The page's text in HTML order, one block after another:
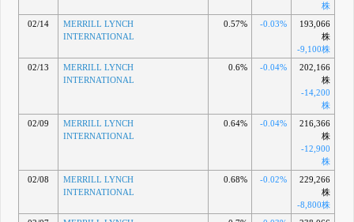
株
02/14
MERRILL LYNCH
INTERNATIONAL
0.57% -0.03%
193,066
株
-9,100株
02/13
MERRILL LYNCH
INTERNATIONAL
0.6% -0.04%
202,166
株
-14,200
株
02/09
MERRILL LYNCH
INTERNATIONAL
0.64% -0.04%
216,366
株
-12,900
株
02/08
MERRILL LYNCH
INTERNATIONAL
0.68% -0.02%
229,266
株
-8,800株